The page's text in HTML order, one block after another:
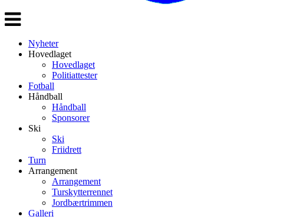
Veksle
navigasjon
Nyheter
Hovedlaget
Hovedlaget
Politiattester
Fotball
Håndball
Håndball
Sponsorer
Ski
Ski
Friidrett
Turn
Arrangement
Arrangement
Turskytterrennet
Jordbærtrimmen
Galleri